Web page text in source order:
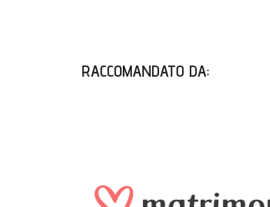
RACCOMANDATO DA: